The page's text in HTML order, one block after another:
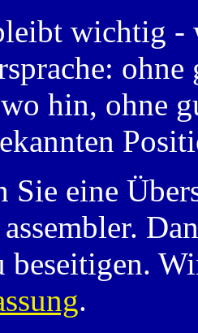
wichtig
hin, ohne
Sie eine
beseitigen.
.